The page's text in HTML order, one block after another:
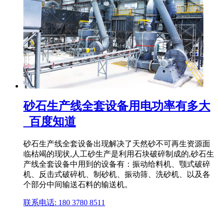
砂石生产线全套设备用电功率有多大
_百度知道
砂石生产线全套设备出现解决了天然砂不可再生资源面
临枯竭的现状,人工砂生产是利用石块破碎制成的,砂石生
产线全套设备中用到的设备有：振动给料机、颚式破碎
机、反击式破碎机、制砂机、振动筛、洗砂机、以及各
个部分中间输送石料的输送机。
联系电话: 180 3780 8511